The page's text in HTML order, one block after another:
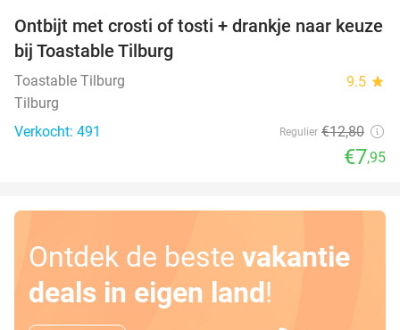
38%
Ontbijt met crosti of tosti + drankje naar keuze
bij Toastable Tilburg
Toastable Tilburg 9.5 star
Tilburg
Verkocht: 491
Regulier €12,80
€7,95
Ontdek de beste vakantie
deals in eigen land!